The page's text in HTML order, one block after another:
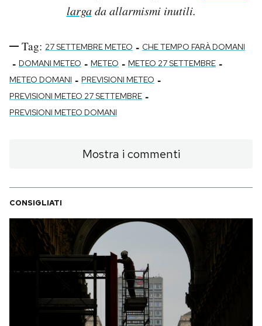
largada allarmismi inutili.
Tag: 27 SETTEMBRE METEO - CHE TEMPO FARÀ DOMANI
- DOMANI METEO - METEO - METEO 27 SETTEMBRE -
METEO DOMANI - PREVISIONI METEO -
PREVISIONI METEO 27 SETTEMBRE -
PREVISIONI METEO DOMANI
Mostra i commenti
CONSIGLIATI